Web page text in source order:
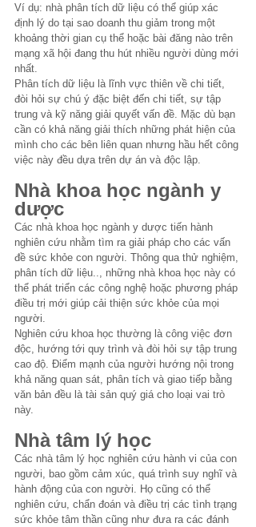
Ví dụ: nhà phân tích dữ liệu có thể giúp xác
định lý do tại sao doanh thu giảm trong một
khoảng thời gian cụ thể hoặc bài đăng nào trên
mạng xã hội đang thu hút nhiều người dùng mới
nhất.
Phân tích dữ liệu là lĩnh vực thiên về chi tiết,
đòi hỏi sự chú ý đặc biệt đến chi tiết, sự tập
trung và kỹ năng giải quyết vấn đề. Mặc dù bạn
cần có khả năng giải thích những phát hiện của
mình cho các bên liên quan nhưng hầu hết công
việc này đều dựa trên dự án và độc lập.
Nhà khoa học ngành y
dược
Các nhà khoa học ngành y dược tiến hành
nghiên cứu nhằm tìm ra giải pháp cho các vấn
đề sức khỏe con người. Thông qua thử nghiệm,
phân tích dữ liệu.., những nhà khoa học này có
thể phát triển các công nghệ hoặc phương pháp
điều trị mới giúp cải thiện sức khỏe của mọi
người.
Nghiên cứu khoa học thường là công việc đơn
độc, hướng tới quy trình và đòi hỏi sự tập trung
cao độ. Điểm mạnh của người hướng nội trong
khả năng quan sát, phân tích và giao tiếp bằng
văn bản đều là tài sản quý giá cho loại vai trò
này.
Nhà tâm lý học
Các nhà tâm lý học nghiên cứu hành vi của con
người, bao gồm cảm xúc, quá trình suy nghĩ và
hành động của con người. Họ cũng có thể
nghiên cứu, chẩn đoán và điều trị các tình trạng
sức khỏe tâm thần cũng như đưa ra các đánh